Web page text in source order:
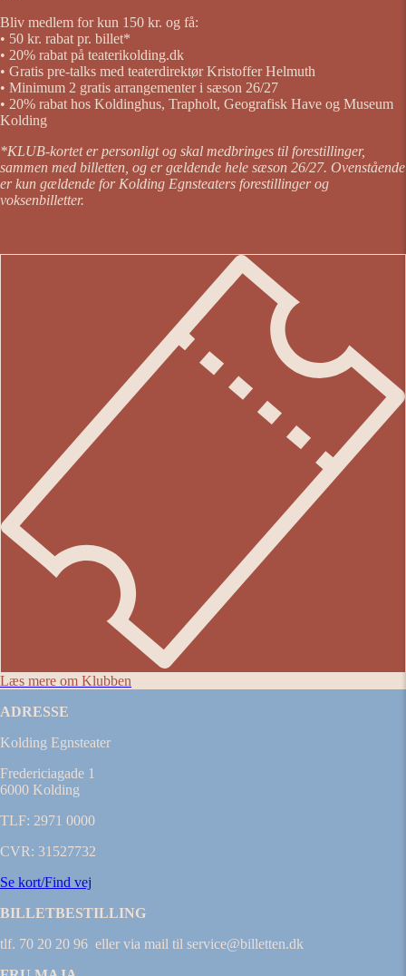
Bliv medlem for kun 150 kr. og få:
• 50 kr. rabat pr. billet*
• 20% rabat på teaterikolding.dk
• Gratis pre-talks med teaterdirektør Kristoffer Helmuth
• Minimum 2 gratis arrangementer i sæson 26/27
• 20% rabat hos Koldinghus, Trapholt, Geografisk Have og Museum
Kolding
*KLUB-kortet er personligt og skal medbringes til forestillinger,
sammen med billetten, og er gældende hele sæson 26/27. Ovenstående
er kun gældende for Kolding Egnsteaters forestillinger og
voksenbilletter.
Læs mere om Klubben
ADRESSE
Kolding Egnsteater
Fredericiagade 1
6000 Kolding
TLF: 2971 0000
CVR: 31527732
Se kort/Find vej
BILLETBESTILLING
tlf. 70 20 20 96 eller via mail til service@billetten.dk